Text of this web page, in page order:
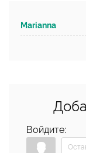
Marianna
Войдите: